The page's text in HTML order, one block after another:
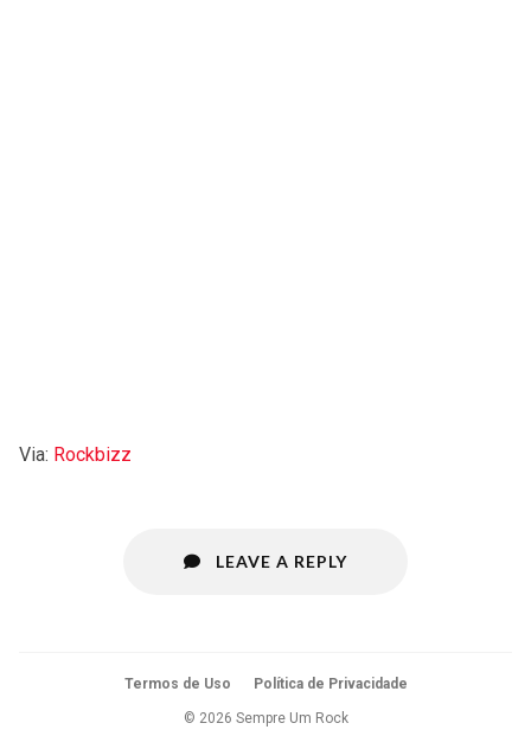
Via: Rockbizz
LEAVE A REPLY
Termos de Uso Política de Privacidade
© 2026 Sempre Um Rock